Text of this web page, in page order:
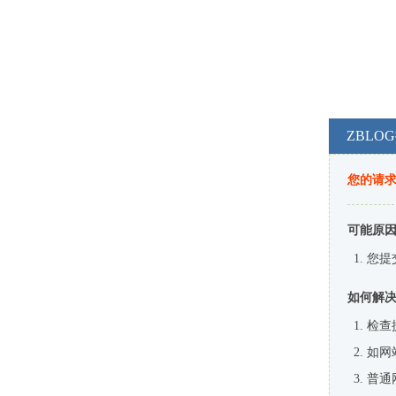
您的请
可能原
您提
如何解
检查
如网
普通